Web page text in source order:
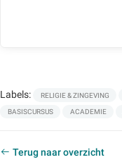
Labels: RELIGIE & ZINGEVING
BASISCURSUS ACADEMIE
Terug naar overzicht